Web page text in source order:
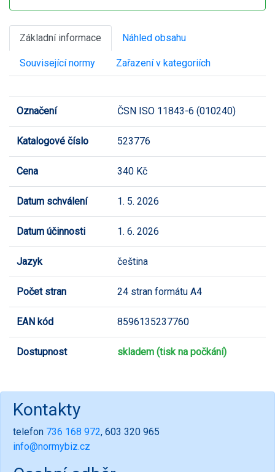
Základní informace Náhled obsahu
Související normy Zařazení v kategoriích
Označení ČSN ISO 11843-6 (010240)
Katalogové číslo 523776
Cena 340 Kč
Datum schválení 1. 5. 2026
Datum účinnosti 1. 6. 2026
Jazyk čeština
Počet stran 24 stran formátu A4
EAN kód 8596135237760
Dostupnost skladem (tisk na počkání)
Kontakty
telefon 736 168 972, 603 320 965
info@normybiz.cz